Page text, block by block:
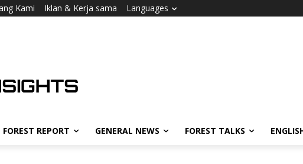
Kami Iklan & Kerja sama Languages
FOREST REPORT GENERAL NEWS FOREST TALKS